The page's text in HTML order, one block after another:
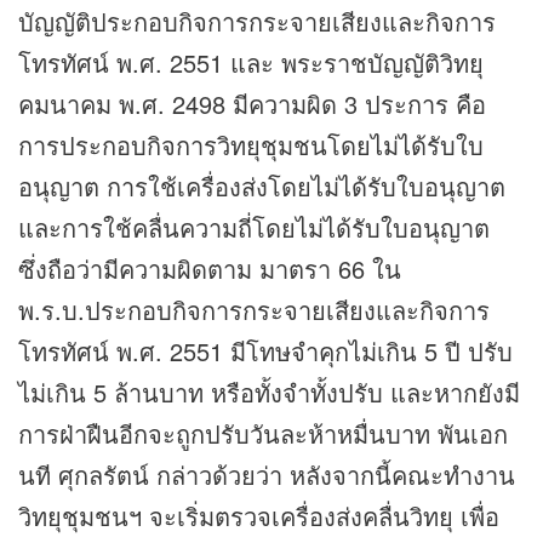
บัญญัติประกอบกิจการกระจายเสียงและกิจการ
โทรทัศน์ พ.ศ. 2551 และ พระราชบัญญัติวิทยุ
คมนาคม พ.ศ. 2498 มีความผิด 3 ประการ คือ
การประกอบกิจการวิทยุชุมชนโดยไม่ได้รับใบ
อนุญาต การใช้เครื่องส่งโดยไม่ได้รับใบอนุญาต
และการใช้คลื่นความถี่โดยไม่ได้รับใบอนุญาต
ซึ่งถือว่ามีความผิดตาม มาตรา 66 ใน
พ.ร.บ.ประกอบกิจการกระจายเสียงและกิจการ
โทรทัศน์ พ.ศ. 2551 มีโทษจำคุกไม่เกิน 5 ปี ปรับ
ไม่เกิน 5 ล้านบาท หรือทั้งจำทั้งปรับ และหากยังมี
การฝ่าฝืนอีกจะถูกปรับวันละห้าหมื่นบาท พันเอก
นที ศุกลรัตน์ กล่าวด้วยว่า หลังจากนี้คณะทำงาน
วิทยุชุมชนฯ จะเริ่มตรวจเครื่องส่งคลื่นวิทยุ เพื่อ